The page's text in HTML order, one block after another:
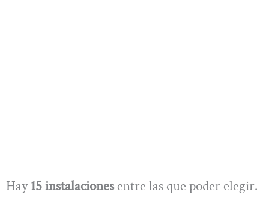
Hay15 instalacionesentre las que poder elegir.